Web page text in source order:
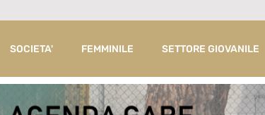
SOCIETA' FEMMINILE SETTORE GIOVANILE